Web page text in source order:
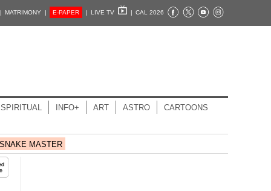
| MATRIMONY | E-PAPER | LIVE TV | CAL 2026
SPIRITUAL INFO+ ART ASTRO CARTOONS
SNAKE MASTER